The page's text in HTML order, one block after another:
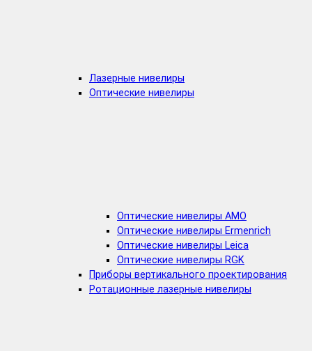
Лазерные нивелиры
Оптические нивелиры
Оптические нивелиры AMO
Оптические нивелиры Ermenrich
Оптические нивелиры Leica
Оптические нивелиры RGK
Приборы вертикального проектирования
Ротационные лазерные нивелиры